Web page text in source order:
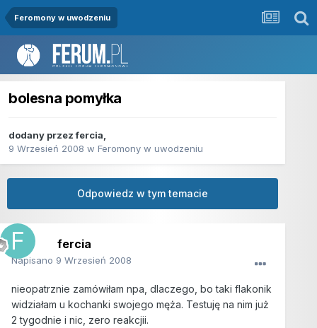
Feromony w uwodzeniu
bolesna pomyłka
dodany przezfercia,
9 Wrzesień 2008 w Feromony w uwodzeniu
Odpowiedz w tym temacie
fercia
Napisano 9 Wrzesień 2008
nieopatrznie zamówiłam npa, dlaczego, bo taki flakonik
widziałam u kochanki swojego męża. Testuję na nim już
2 tygodnie i nic, zero reakcjii.